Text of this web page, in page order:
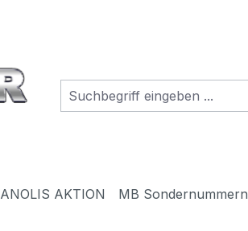
ANOLIS AKTION MB Sondernummern